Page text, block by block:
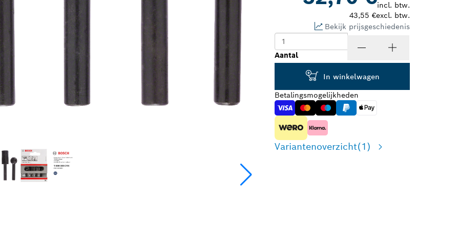
incl. btw.
43,55 €excl. btw.
Bekijk prijsgeschiedenis
Aantal
In winkelwagen
Betalingsmogelijkheden
Variantenoverzicht(1)